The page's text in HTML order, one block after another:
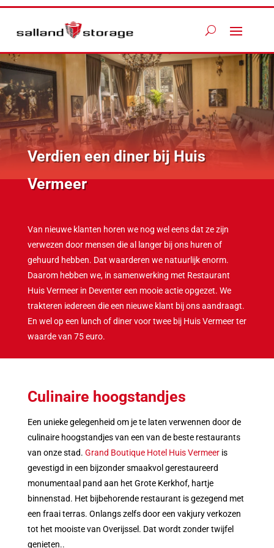
Verdien een diner bij Huis
Vermeer
Van nieuwe klanten horen we nog wel eens dat ze zijn
verwezen door mensen die al langer bij ons huren of
gehuurd hebben. Dat waarderen we natuurlijk enorm.
Daarom hebben we, in samenwerking met Restaurant
Huis Vermeer in Deventer een mooie actie opgezet. We
trakteren iedereen die een nieuwe klant bij ons aandraagt.
En wel op een lunch of diner voor twee bij Huis Vermeer ter
waarde van 75 euro.
Culinaire hoogstandjes
Een unieke gelegenheid om je te laten verwennen door de
culinaire hoogstandjes van een van de beste restaurants
van onze stad. Grand Boutique Hotel Huis Vermeeris
gevestigd in een bijzonder smaakvol gerestaureerd
monumentaal pand aan het Grote Kerkhof, hartje
binnenstad. Het bijbehorende restaurant is gezegend met
een fraai terras. Onlangs zelfs door een vakjury verkozen
tot het mooiste van Overijssel. Dat wordt zonder twijfel
genieten..